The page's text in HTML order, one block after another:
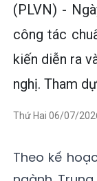
(PLVN) -
công tác
kiến diễn ra
nghị. Tham
Thứ Hai 06/07/
Theo kế